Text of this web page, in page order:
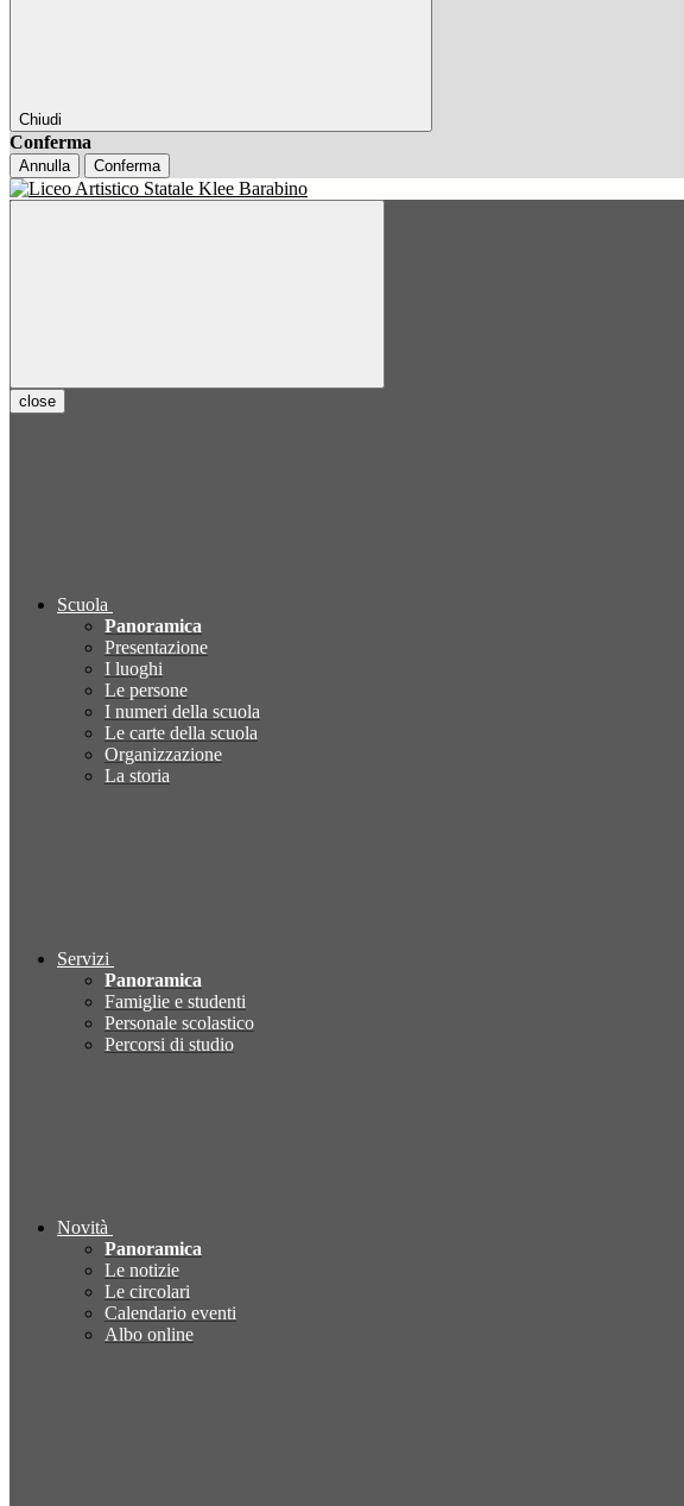
Chiudi
Conferma
Annulla Conferma
close
Scuola
Panoramica
Presentazione
I luoghi
Le persone
I numeri della scuola
Le carte della scuola
Organizzazione
La storia
Servizi
Panoramica
Famiglie e studenti
Personale scolastico
Percorsi di studio
Novità
Panoramica
Le notizie
Le circolari
Calendario eventi
Albo online